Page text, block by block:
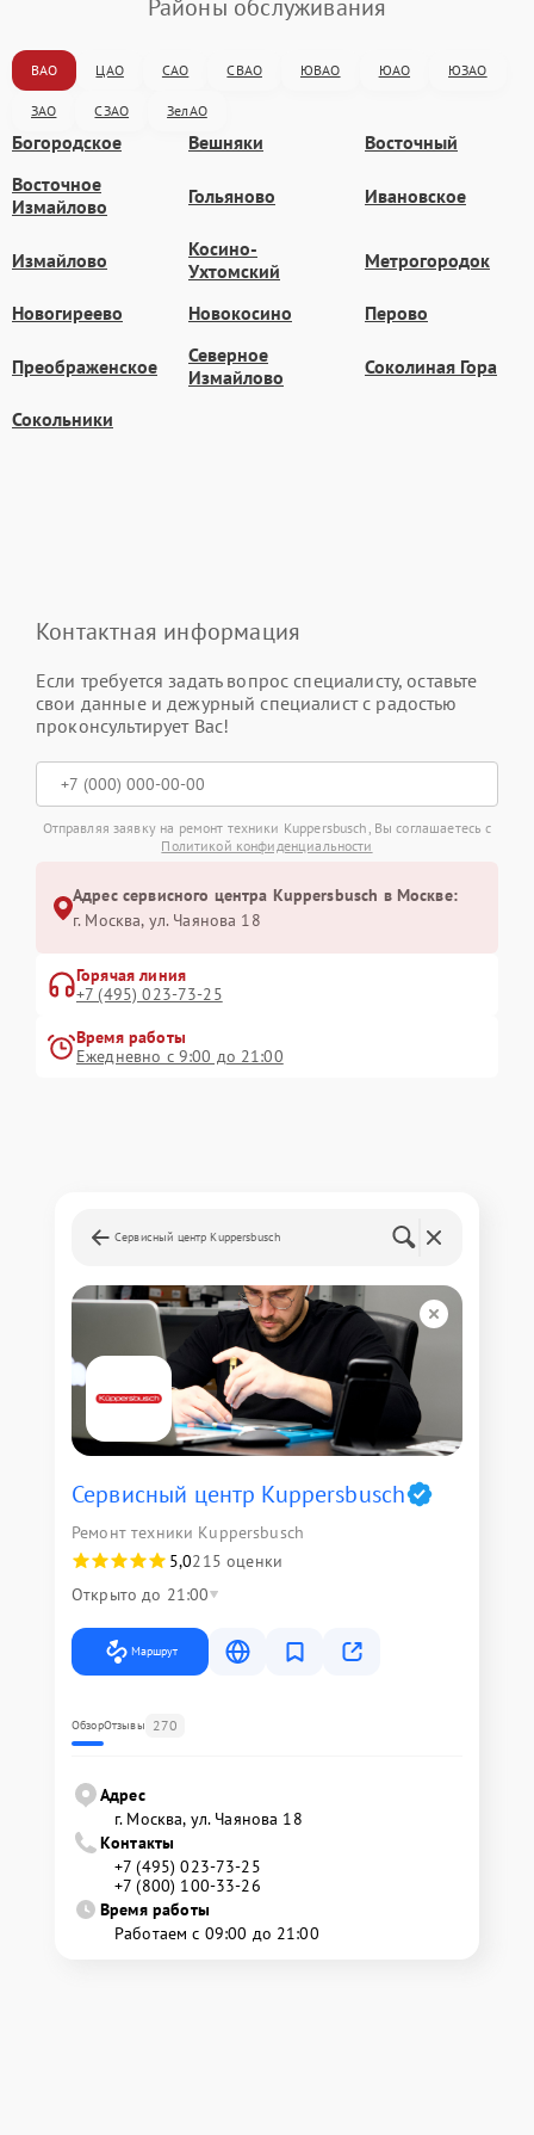
Районы обслуживания
ВАО ЦАО САО СВАО ЮВАО ЮАО ЮЗАО
ЗАО СЗАО ЗелАО
Богородское Вешняки
Восточный
Восточное
Измайлово
Гольяново Ивановское
Измайлово
Косино-
Ухтомский
Метрогородок
Новогиреево Новокосино Перово
Преображенское
Северное
Измайлово
Соколиная Гора
Сокольники
Контактная информация
Если требуется задать вопрос специалисту, оставьте
свои данные и дежурный специалист с радостью
проконсультирует Вас!
Отправляя заявку на ремонт техники Kuppersbusch, Вы соглашаетесь с
Политикой конфиденциальности
Адрес сервисного центра Kuppersbusch в Москве:
г. Москва, ул. Чаянова 18
Горячая линия
+7 (495) 023-73-25
Время работы
Ежедневно с 9:00 до 21:00
Сервисный центр Kuppersbusch
Сервисный центр Kuppersbusch
Ремонт техники Kuppersbusch
5,0215 оценки
Открыто до 21:00
Маршрут
ОбзорОтзывы 270
Адрес
г. Москва, ул. Чаянова 18
Контакты
+7 (495) 023-73-25
+7 (800) 100-33-26
Время работы
Работаем с 09:00 до 21:00